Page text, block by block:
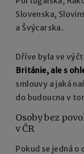
Slovenska,
a Švýcarska.
Dříve byla ve
Británie, ale s
smlouvy a jaká
do budoucna v
Osoby bez
v ČR
Pokud se jedná o